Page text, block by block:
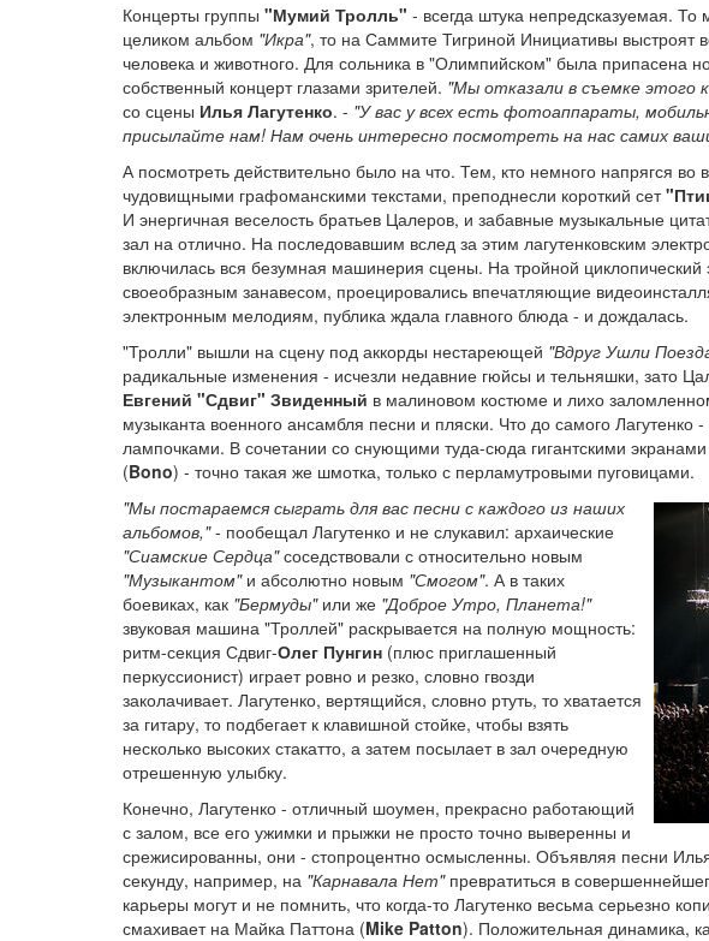
Концерты группы "Мумий Тролль" - всегда штука непредсказуемая. То
целиком альбом "Икра", то на Саммите Тигриной Инициативы выстроят
человека и животного. Для сольника в "Олимпийском" была припасена
собственный концерт глазами зрителей. "Мы отказали в съемке этого
со сцены Илья Лагутенко. - "У вас у всех есть фотоаппараты,
присылайте нам! Нам очень интересно посмотреть на нас самих
А посмотреть действительно было на что. Тем, кто немного напрягся
чудовищными графоманскими текстами, преподнесли короткий сет
И энергичная веселость братьев Цалеров, и забавные музыкальные
зал на отлично. На последовавшим вслед за этим лагутенковским
включилась вся безумная машинерия сцены. На тройной циклопический
своеобразным занавесом, проецировались впечатляющие
электронным мелодиям, публика ждала главного блюда - и дождалась.
"Тролли" вышли на сцену под аккорды нестареющей "Вдруг Ушли
радикальные изменения - исчезли недавние гюйсы и тельняшки, зато
Евгений "Сдвиг" Звиденный в малиновом костюме и лихо
музыканта военного ансамбля песни и пляски. Что до самого
лампочками. В сочетании со снующими туда-сюда гигантскими
(Bono) - точно такая же шмотка, только с перламутровыми пуговицами.
"Мы постараемся сыграть для вас песни с каждого из наших
альбомов,"- пообещал Лагутенко и не слукавил: архаические
"Сиамские Сердца"соседствовали с относительно новым
"Музыкантом"и абсолютно новым "Смогом". А в таких
боевиках, как "Бермуды"или же "Доброе Утро, Планета!"
звуковая машина "Троллей" раскрывается на полную мощность:
ритм-секция Сдвиг-Олег Пунгин (плюс приглашенный
перкуссионист) играет ровно и резко, словно гвозди
заколачивает. Лагутенко, вертящийся, словно ртуть, то хватается
за гитару, то подбегает к клавишной стойке, чтобы взять
несколько высоких стакатто, а затем посылает в зал очередную
отрешенную улыбку.
Конечно, Лагутенко - отличный шоумен, прекрасно работающий
с залом, все его ужимки и прыжки не просто точно выверенны и
срежисированны, они - стопроцентно осмысленны. Объявляя песни
секунду, например, на "Карнавала Нет"превратиться в
карьеры могут и не помнить, что когда-то Лагутенко весьма серьезно
смахивает на Майка Паттона (Mike Patton). Положительная динамика,